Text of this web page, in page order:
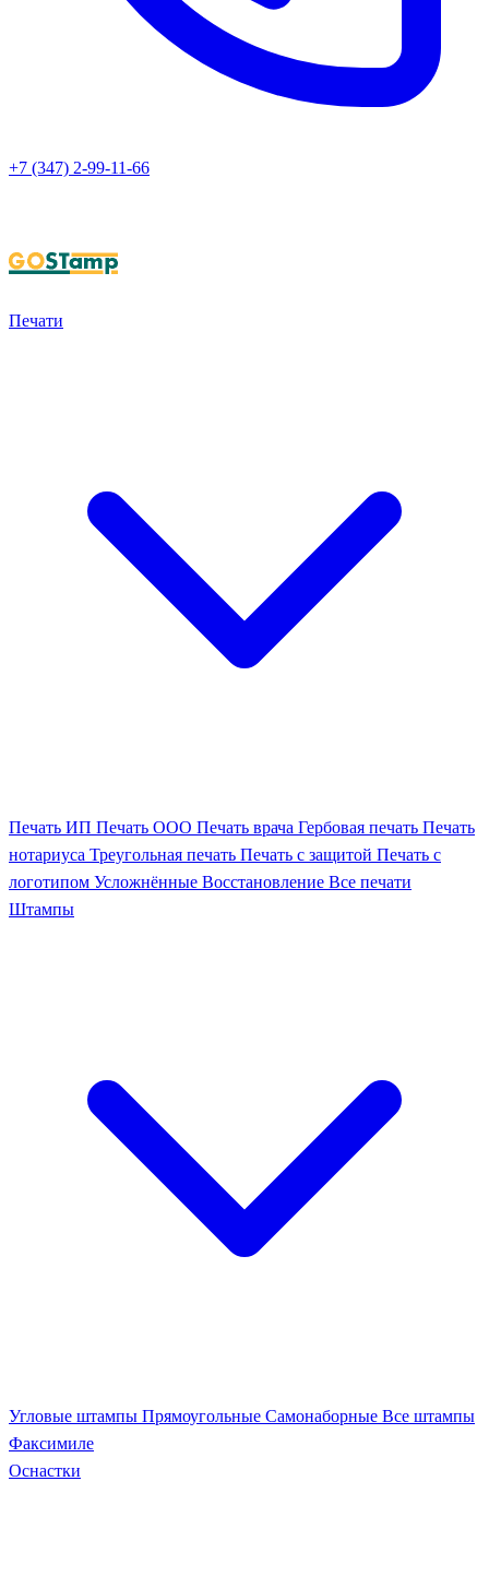
+7 (347) 2-99-11-66
Печати
Печать ИП Печать ООО Печать врача Гербовая печать Печать
нотариуса Треугольная печать Печать с защитой Печать с
логотипом Усложнённые Восстановление Все печати
Штампы
Угловые штампы Прямоугольные Самонаборные Все штампы
Факсимиле
Оснастки